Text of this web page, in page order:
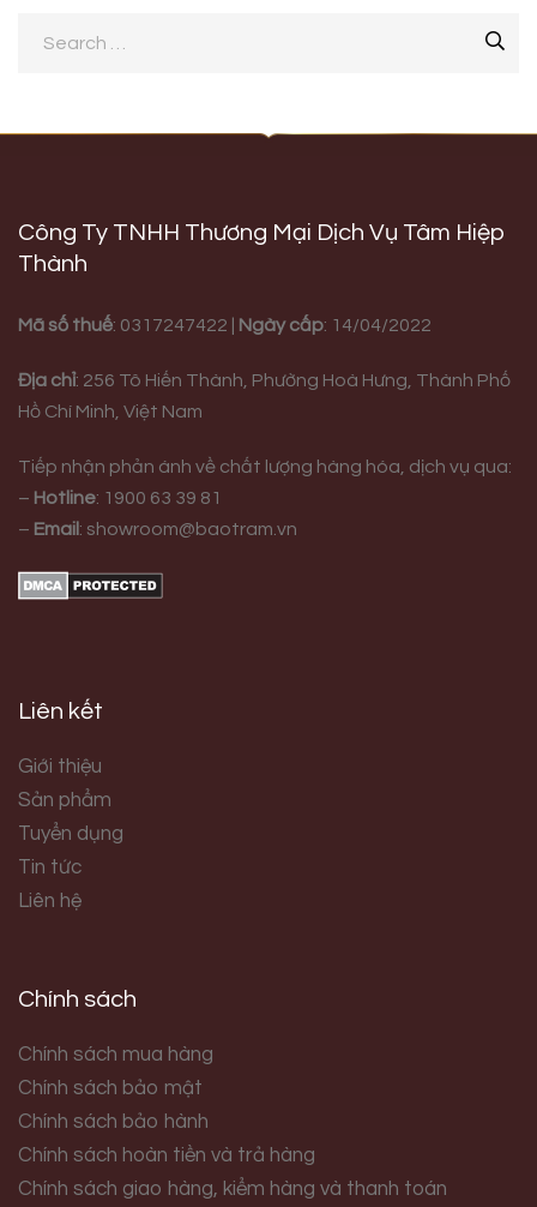
Công Ty TNHH Thương Mại Dịch Vụ Tâm Hiệp
Thành
Mã số thuế: 0317247422 | Ngày cấp: 14/04/2022
Địa chỉ: 256 Tô Hiến Thành, Phường Hoà Hưng, Thành Phố
Hồ Chí Minh, Việt Nam
Tiếp nhận phản ánh về chất lượng hàng hóa, dịch vụ qua:
– Hotline: 1900 63 39 81
– Email : showroom@baotram.vn
Liên kết
Giới thiệu
Sản phẩm
Tuyển dụng
Tin tức
Liên hệ
Chính sách
Chính sách mua hàng
Chính sách bảo mật
Chính sách bảo hành
Chính sách hoàn tiền và trả hàng
Chính sách giao hàng, kiểm hàng và thanh toán